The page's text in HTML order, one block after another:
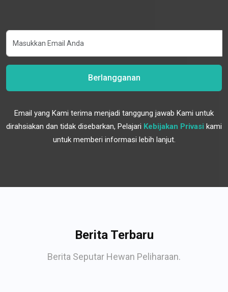
Berlangganan
Email yang Kami terima menjadi tanggung jawab Kami untuk
dirahsiakan dan tidak disebarkan, Pelajari Kebijakan Privasi kami
untuk memberi informasi lebih lanjut.
Berita Terbaru
Berita Seputar Hewan Peliharaan.